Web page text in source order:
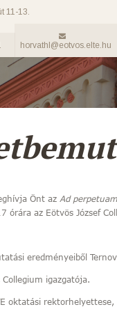
11-13.
horvathl@eotvos.elte.hu
Önt az Ad
órára az Eötvös József
eredményeiből
igazgatója.
oktatási